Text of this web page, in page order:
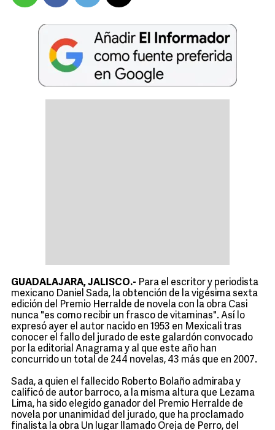
GUADALAJARA, JALISCO.- Para el escritor y periodista
mexicano Daniel Sada, la obtención de la vigésima sexta
edición del Premio Herralde de novela con la obra Casi
nunca "es como recibir un frasco de vitaminas". Así lo
expresó ayer el autor nacido en 1953 en Mexicali tras
conocer el fallo del jurado de este galardón convocado
por la editorial Anagrama y al que este año han
concurrido un total de 244 novelas, 43 más que en 2007.
Sada, a quien el fallecido Roberto Bolaño admiraba y
calificó de autor barroco, a la misma altura que Lezama
Lima, ha sido elegido ganador del Premio Herralde de
novela por unanimidad del jurado, que ha proclamado
finalista la obra Un lugar llamado Oreja de Perro, del